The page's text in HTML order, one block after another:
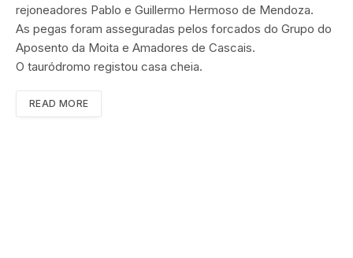
rejoneadores Pablo e Guillermo Hermoso de Mendoza.
As pegas foram asseguradas pelos forcados do Grupo do
Aposento da Moita e Amadores de Cascais.
O tauródromo registou casa cheia.
READ MORE